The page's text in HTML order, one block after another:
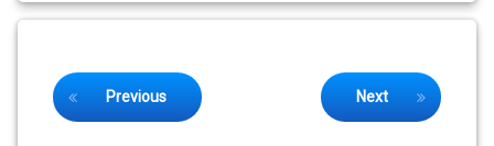
Previous Next